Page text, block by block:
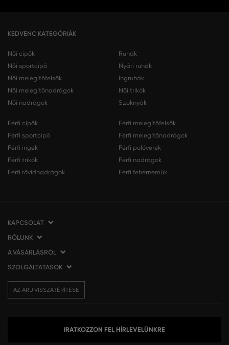
KEDVENC KATEGÓRIÁK
Női cipők
Női sportcipő
Női melegítőfelsők
Női melegítőnadrágok
Női nadrágok
Ruhák
Nyári ruhák
Ingruhák
Női trikók
Szoknyák
Férfi cipők
Férfi sportcipő
Férfi ingek
Férfi trikók
Férfi rövidnadrágok
Férfi melegítőfelsők
Férfi melegítőnadrágok
Férfi pulóverek
Férfi nadrágok
Férfi fehérneműk
KAPCSOLAT
VERMONT Services Slovakia s. r. o.
Vlčie hrdlo 53
821 07 Bratislava
tel.: 06 1 901 1901
info@eshopgant.hu
RÓLUNK
Cégünkről
Elérhetőség
Affiliate
A VÁSÁRLÁSRÓL
A vásárlás menete
Általános szerződési feltételek
Az áru visszatérítése/visszáru
Személyes adatok kezelése
SZOLGÁLTATASOK
Szállítás és fizetés
AZ ÁRU VISSZATÉRÍTÉSE
IRATKOZZON FEL HÍRLEVELÜNKRE